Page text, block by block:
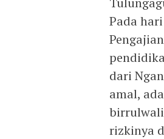
Pada
dari
amal,
rizkinya